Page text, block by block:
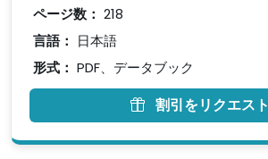
ページ数： 218
言語： 日本語
形式： PDF、データブック
割引をリクエスト